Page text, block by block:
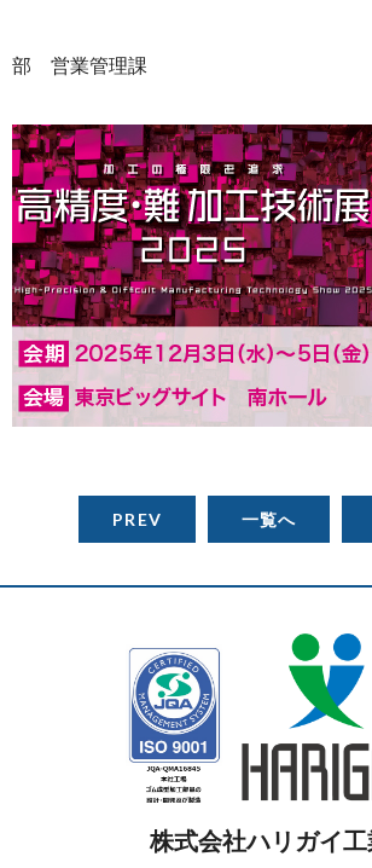
担当：営
部 営業管理課
PREV 一覧へ
株式会社ハリガイ工